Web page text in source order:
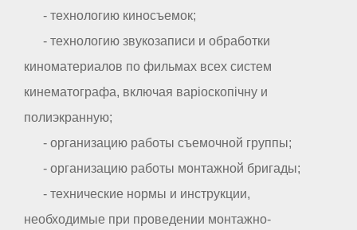
- технологию киносъемок;
- технологию звукозаписи и обработки
киноматериалов по фильмах всех систем
кинематографа, включая варіоскопічну и
полиэкранную;
- организацию работы съемочной группы;
- организацию работы монтажной бригады;
- технические нормы и инструкции,
необходимые при проведении монтажно-